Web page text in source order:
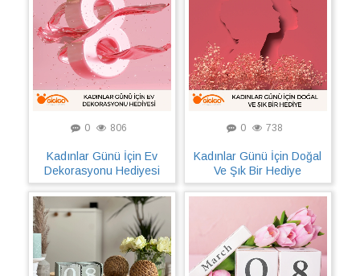
0 806
Kadınlar Günü İçin Ev
Dekorasyonu Hediyesi
0 738
Kadınlar Günü İçin Doğal
Ve Şık Bir Hediye